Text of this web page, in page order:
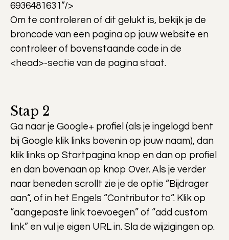
6936481631”/>
Om te controleren of dit gelukt is, bekijk je de
broncode van een pagina op jouw website en
controleer of bovenstaande code in de
<head>-sectie van de pagina staat.
Stap 2
Ga naar je Google+ profiel (als je ingelogd bent
bij Google klik links bovenin op jouw naam), dan
klik links op Startpagina knop en dan op profiel
en dan bovenaan op knop Over. Als je verder
naar beneden scrollt zie je de optie “Bijdrager
aan“, of in het Engels “Contributor to“. Klik op
“aangepaste link toevoegen” of “add custom
link” en vul je eigen URL in. Sla de wijzigingen op.